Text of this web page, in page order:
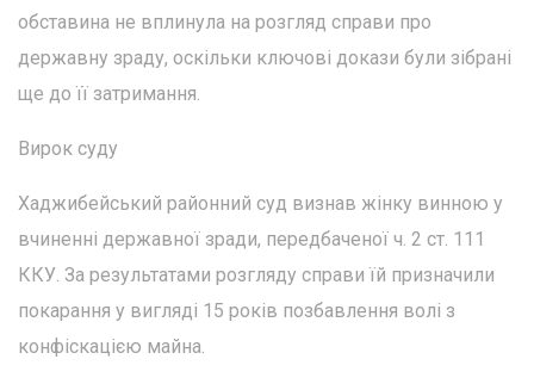
обставина не вплинула на розгляд справи про
державну зраду, оскільки ключові докази були зібрані
ще до її затримання.
Вирок суду
Хаджибейський районний суд визнав жінку винною у
вчиненні державної зради, передбаченої ч. 2 ст. 111
ККУ. За результатами розгляду справи їй призначили
покарання у вигляді 15 років позбавлення волі з
конфіскацією майна.